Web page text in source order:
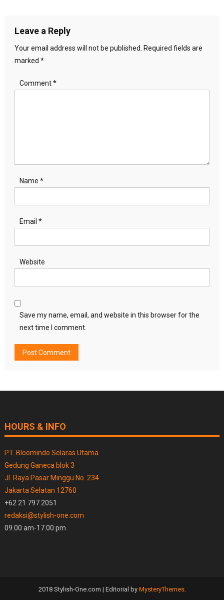
Leave a Reply
Your email address will not be published. Required fields are
marked *
Comment*
Name *
Email *
Website
Save my name, email, and website in this browser for the
next time I comment.
HOURS & INFO
PT. Bloomindo Selaras Utama
Gedung Ganeca blok 3
Jl. Raya Pasar Minggu No. 234
Jakarta Selatan 12760
+62 21 797 2051
redaksi@stylish-one.com
09.00 am-17.00 pm
2018 Stylish-One.com | Editorial by MysteryThemes.